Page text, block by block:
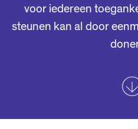
voor iedereen
steunen kan al door